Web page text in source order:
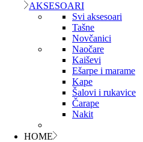
AKSESOARI
Svi aksesoari
Tašne
Novčanici
Naočare
Kaiševi
Ešarpe i marame
Kape
Šalovi i rukavice
Čarape
Nakit
HOME